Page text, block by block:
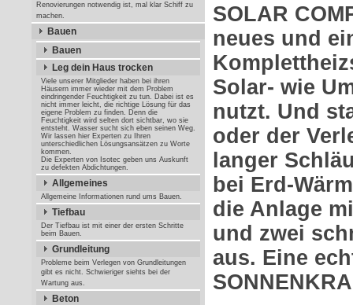
Renovierungen notwendig ist, mal klar Schiff zu
machen.
Bauen
Bauen
Leg dein Haus trocken
Viele unserer Mitglieder haben bei ihren
Häusern immer wieder mit dem Problem
eindringender Feuchtigkeit zu tun. Dabei ist es
nicht immer leicht, die richtige Lösung für das
eigene Problem zu finden. Denn die
Feuchtigkeit wird selten dort sichtbar, wo sie
entsteht. Wasser sucht sich eben seinen Weg.
Wir lassen hier Experten zu Ihren
unterschiedlichen Lösungsansätzen zu Worte
kommen.
Die Experten von Isotec geben uns Auskunft
zu defekten Abdichtungen.
Allgemeines
Allgemeine Informationen rund ums Bauen.
Tiefbau
Der Tiefbau ist mit einer der ersten Schritte
beim Bauen.
Grundleitung
Probleme beim Verlegen von Grundleitungen
gibt es nicht. Schwieriger siehts bei der
Wartung aus.
Beton
SOLAR
neues und
Solar- wie
nutzt. Und
oder der
langer
bei Erd-
die Anlage
und zwei
aus. Eine